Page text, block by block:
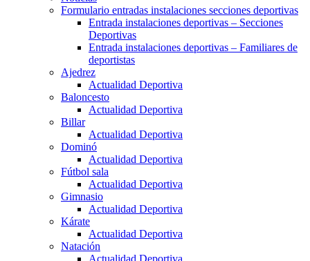
Formulario entradas instalaciones secciones deportivas
Entrada instalaciones deportivas – Secciones
Deportivas
Entrada instalaciones deportivas – Familiares de
deportistas
Ajedrez
Actualidad Deportiva
Baloncesto
Actualidad Deportiva
Billar
Actualidad Deportiva
Dominó
Actualidad Deportiva
Fútbol sala
Actualidad Deportiva
Gimnasio
Actualidad Deportiva
Kárate
Actualidad Deportiva
Natación
Actualidad Deportiva